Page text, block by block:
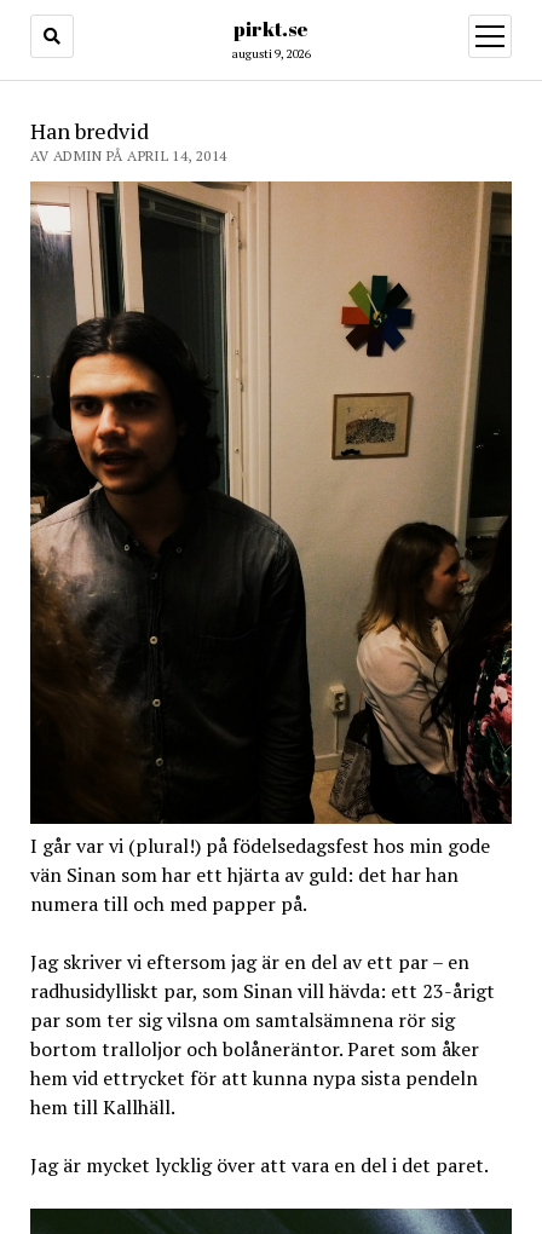
pirkt.se
augusti 9, 2026
öppna
meny
Han bredvid
AV ADMIN PÅ APRIL 14, 2014
I går var vi (plural!) på födelsedagsfest hos min gode
vän Sinan som har ett hjärta av guld: det har han
numera till och med papper på.
Jag skriver vi eftersom jag är en del av ett par – en
radhusidylliskt par, som Sinan vill hävda: ett 23-årigt
par som ter sig vilsna om samtalsämnena rör sig
bortom tralloljor och bolåneräntor. Paret som åker
hem vid ettrycket för att kunna nypa sista pendeln
hem till Kallhäll.
Jag är mycket lycklig över att vara en del i det paret.